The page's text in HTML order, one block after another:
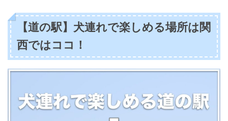
【道の駅】犬連れで楽しめる場所は関
西ではココ！